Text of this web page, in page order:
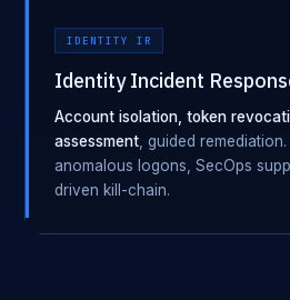
IDENTITY IR
Identity Incident
Account isolation, token
assessment , guided
anomalous logons, SecOps
driven kill-chain.